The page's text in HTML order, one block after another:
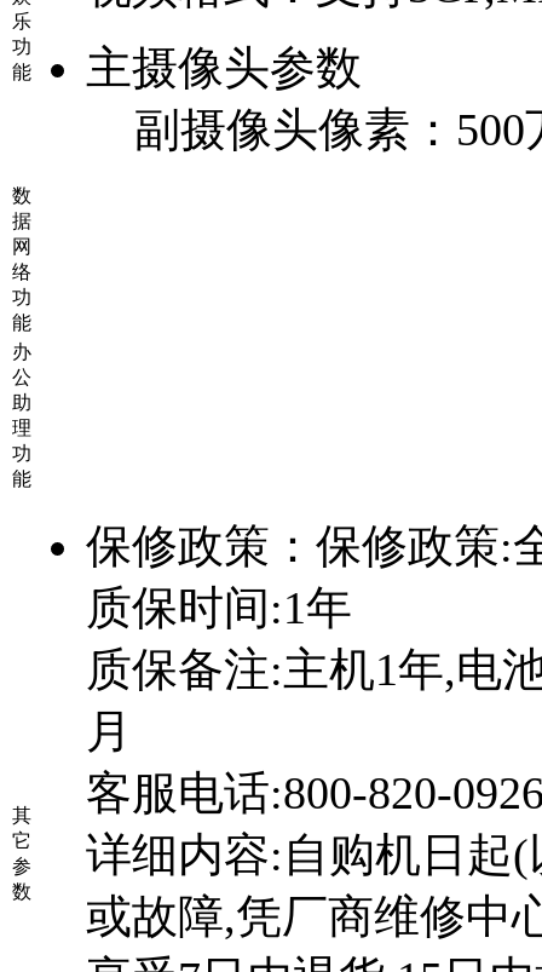
乐
功
能
主摄像头参数
副摄像头像素：
数
据
网
络
功
能
办
公
助
理
功
能
其
它
参
数
保修政策： 保修政策:
质保时间:1年
质保备注:主机1年,电
月
客服电话:800-820-
详细内容:自购机日起
或故障,凭厂商维修中